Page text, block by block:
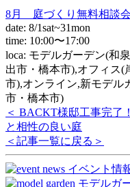
8月 庭づくり無料相談会
date: 8/1sat~31mon
time: 10:00〜17:00
loca: モデルガーデン(和
出市・橋本市),オフィス(
市),オンライン,新モデル
市・橋本市)
＜ BACKT様邸工事完了
と相性の良い庭
＜記事一覧に戻る＞